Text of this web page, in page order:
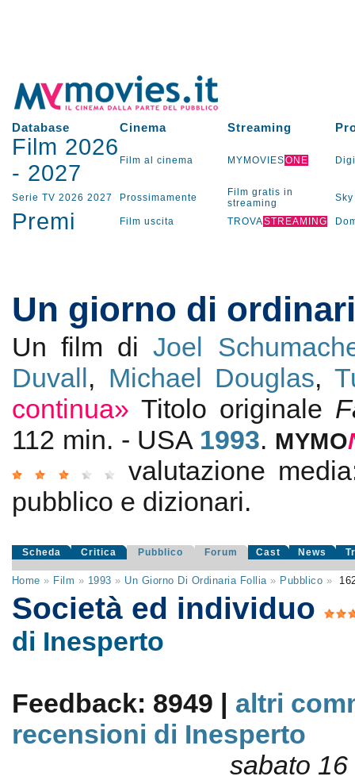
Database Cinema Streaming
Film 2026
- 2027 Film al cinema MYMOVIESONE
Serie TV 2026 2027 Prossimamente
Film gratis in
streaming
Sky
Premi Film uscita TROVASTREAMING
Un giorno di
Un film diJoel
Duvall, Michael Douglas,
continua» Titolo originale
112 min. - USA 1993. MYMO
valutazione
pubblico e dizionari.
Scheda Critica Pubblico Forum Cast News
Home » Film » 1993 » Un Giorno Di Ordinaria Follia» Pubblico »
Società ed individuo
di Inesperto
Feedback: 8949 | altri
recensioni di Inesperto
sabato